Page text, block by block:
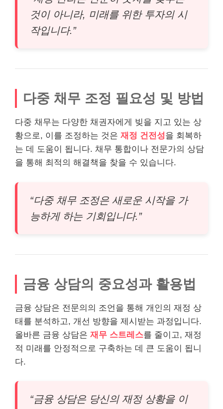
것이 아니라, 미래를 위한 투자의 시
작입니다.”
다중 채무 조정 필요성 및 방법
다중 채무는 다양한 채권자에게 빚을 지고 있는 상
황으로, 이를 조정하는 것은 재정 건전성을 회복하
는 데 도움이 됩니다. 채무 통합이나 전문가의 상담
을 통해 최적의 해결책을 찾을 수 있습니다.
“다중 채무 조정은 새로운 시작을 가
능하게 하는 기회입니다.”
금융 상담의 중요성과 활용법
금융 상담은 전문의의 조언을 통해 개인의 재정 상
태를 분석하고, 개선 방향을 제시받는 과정입니다.
올바른 금융 상담은 재무 스트레스를 줄이고, 재정
적 미래를 안정적으로 구축하는 데 큰 도움이 됩니
다.
“금융 상담은 당신의 재정 상황을 이